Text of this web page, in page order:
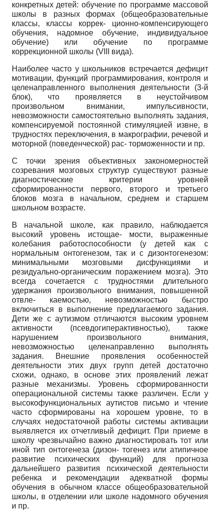
конкретных детей: обучение по программе массовой
школы в разных формах (общеобразовательные
классы, классы коррек- ционно-компенсирующего
обучения, надомное обучение, индивидуальное
обучение) или обучение по программе
коррекционной школы (VIII вида).
Наиболее часто у школьников встречается дефицит
мотивации, функций программирования, контроля и
целенаправленного выполнения деятельности (3-й
блок), что проявляется в неустойчивом
произвольном внимании, импульсивности,
невозможности самостоятельно выполнять задания,
компенсируемой постоянной стимуляцией извне, в
трудностях переключения, в макрографии, речевой и
моторной (поведенческой) рас- торможенности и пр.
С точки зрения объективных закономерностей
созревания мозговых структур существуют разные
диагностические критерии уровней
сформированности первого, второго и третьего
блоков мозга в начальном, среднем и старшем
школьном возрасте.
В начальной школе, как правило, наблюдается
высокий уровень истощае- мости, выраженные
колебания работоспособности (у детей как с
нормальным онтогенезом, так и с дизонтогенезом:
минимальными мозговыми дисфункциями и
резидуально-органическим поражением мозга). Это
всегда сочетается с трудностями длительного
удержания произвольного внимания, повышенной
отвле- каемостью, невозможностью быстро
включиться в выполнение предлагаемого задания.
Дети же с аутизмом отличаются высоким уровнем
активности (псевдоги­перактивностью), также
нарушением произвольного внимания,
невозможностью целенаправленно выполнять
задания. Внешние проявления особенностей
деятельности этих двух групп детей достаточно
схожи, однако, в основе этих проявлений лежат
разные механизмы. Уровень сформированности
операцио­нальной системы также различен. Если у
высокофункциональных аутистов письмо и чтение
часто сформированы на хорошем уровне, то в
случаях недостаточной работы системы активации
выявляется их отчетливый дефицит. При приеме в
школу чрезвычайно важно диагностировать тот или
иной тип онтогенеза (дизон- тогенез или атипичное
развитие психических функций) для прогноза
дальнейшего развития психической деятельности
ребенка и рекомендации адекватной формы
обучения в обычном классе общеобразовательной
школы, в отделении или школе надомного обучения
и пр.